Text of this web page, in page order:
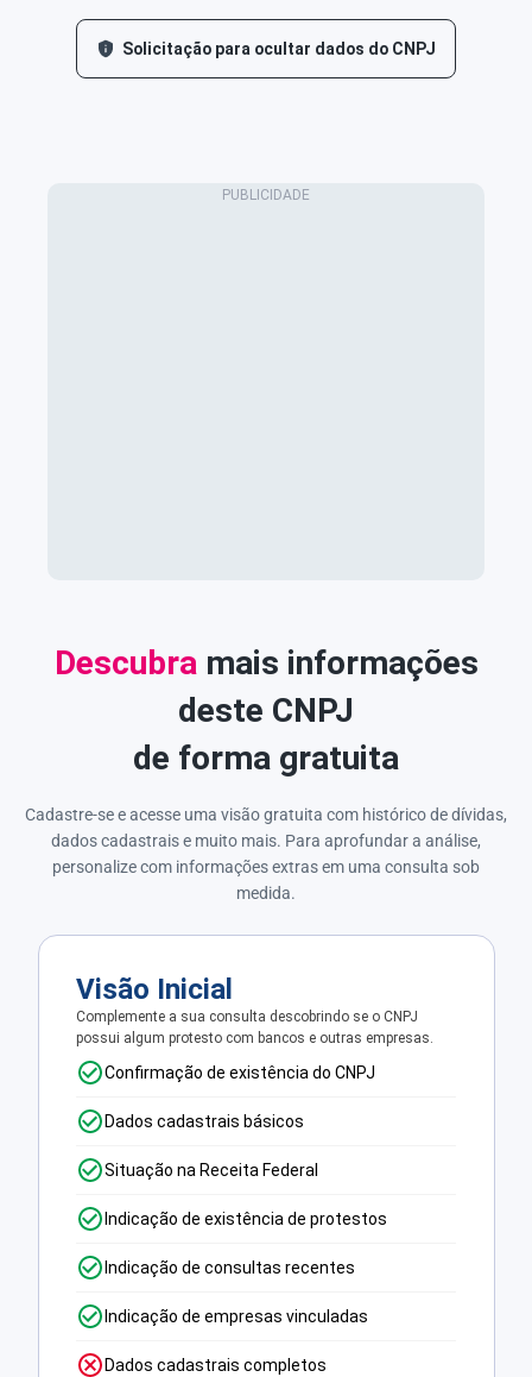
Solicitação para ocultar dados do CNPJ
Descubra mais informações
deste CNPJ
de forma gratuita
Cadastre-se e acesse uma visão gratuita com histórico de dívidas,
dados cadastrais e muito mais. Para aprofundar a análise,
personalize com informações extras em uma consulta sob
medida.
Visão Inicial
Complemente a sua consulta descobrindo se o CNPJ
possui algum protesto com bancos e outras empresas.
Confirmação de existência do CNPJ
Dados cadastrais básicos
Situação na Receita Federal
Indicação de existência de protestos
Indicação de consultas recentes
Indicação de empresas vinculadas
Dados cadastrais completos